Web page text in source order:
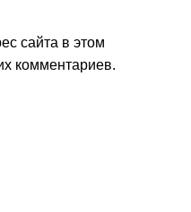
сайта в этом
комментариев.